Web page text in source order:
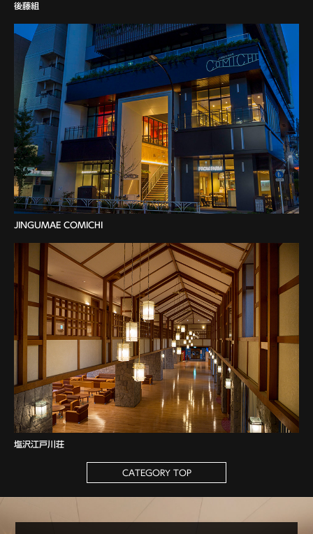
後藤組
JINGUMAE COMICHI
塩沢江戸川荘
CATEGORY TOP